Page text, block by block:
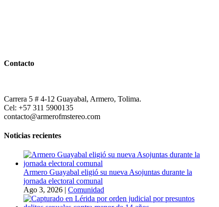
Contacto
Carrera 5 # 4-12 Guayabal, Armero, Tolima.
Cel: +57 311 5900135
contacto@armerofmstereo.com
Noticias recientes
Armero Guayabal eligió su nueva Asojuntas durante la
jornada electoral comunal
Ago 3, 2026 | Comunidad